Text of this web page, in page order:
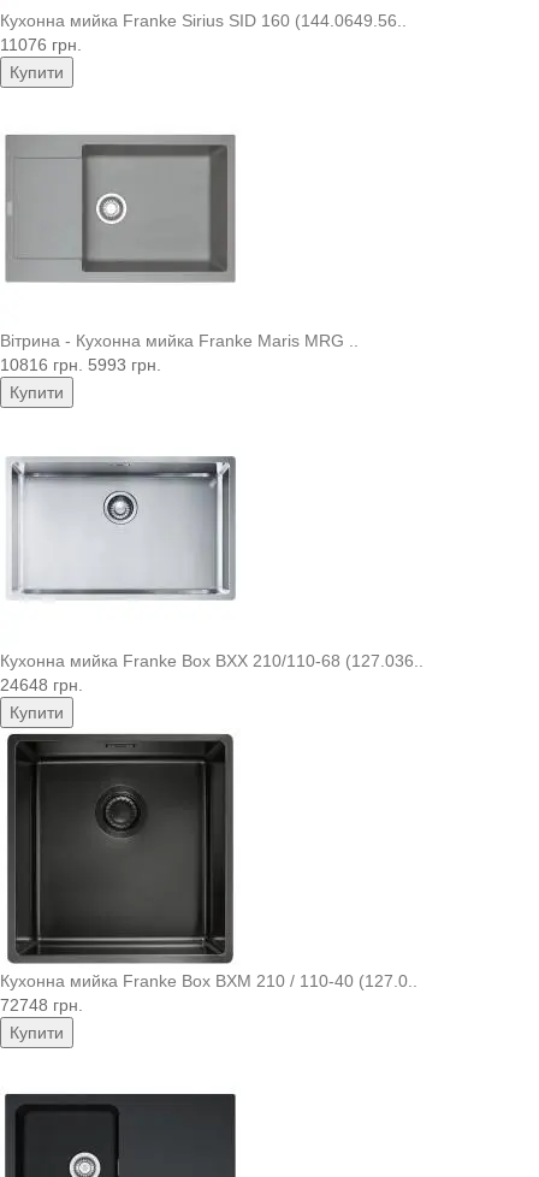
Кухонна мийка Franke Sirius SID 160 (144.0649.56..
11076 грн.
Купити
Вітрина - Кухонна мийка Franke Maris MRG ..
10816 грн.
5993 грн.
Купити
Кухонна мийка Franke Box BXX 210/110-68 (127.036..
24648 грн.
Купити
Кухонна мийка Franke Box BXM 210 / 110-40 (127.0..
72748 грн.
Купити